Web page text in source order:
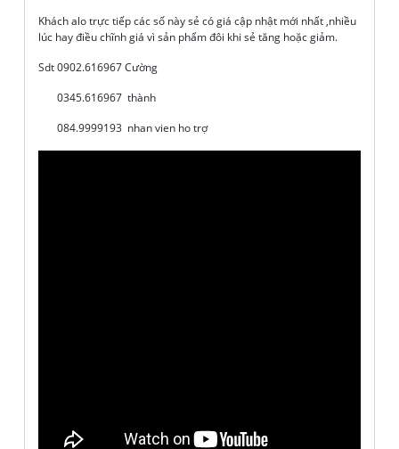
Khách alo trực tiếp các số này sẻ có giá cập nhật mới nhất ,nhiều
lúc hay điều chĩnh giá vì sản phẩm đôi khi sẻ tăng hoặc giảm.
Sdt 0902.616967 Cường
0345.616967 thành
084.9999193 nhan vien ho trợ